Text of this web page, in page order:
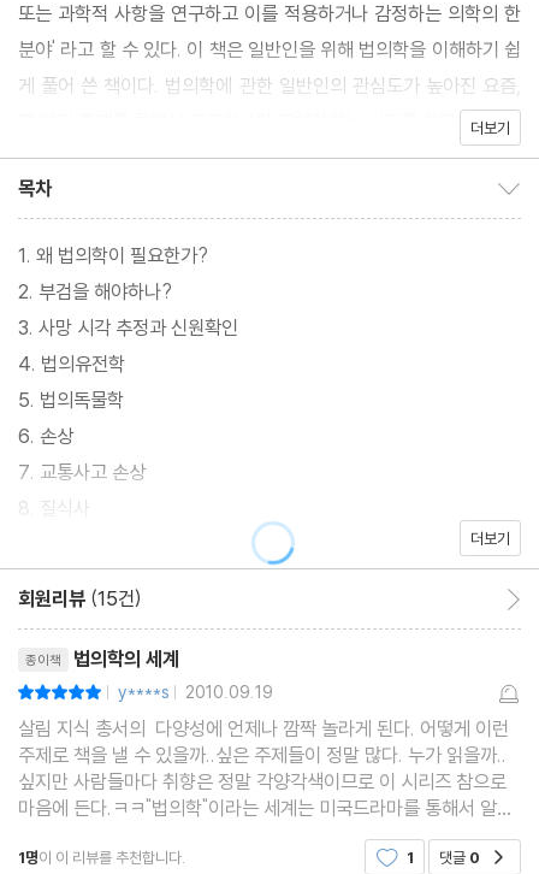
또는 과학적 사항을 연구하고 이를 적용하거나 감정하는 의학의 한
분야' 라고 할 수 있다. 이 책은 일반인을 위해 법의학을 이해하기 쉽
게 풀어 쓴 책이다. 법의학에 관한 일반인의 관심도가 높아진 요즘,
몇 가지 주제를 통해서 조금이나마 구체화하는 시도를 하고 있다.
더보기
목차
1. 왜 법의학이 필요한가?
2. 부검을 해야하나?
3. 사망 시각 추정과 신원확인
4. 법의유전학
5. 법의독물학
6. 손상
7. 교통사고 손상
8. 질식사
더보기
회원리뷰 (15건)
종이책 법의학의 세계
| y****s | 2010.09.19
살림 지식 총서의 다양성에 언제나 깜짝 놀라게 된다. 어떻게 이런
주제로 책을 낼 수 있을까..싶은 주제들이 정말 많다. 누가 읽을까..
싶지만 사람들마다 취향은 정말 각양각색이므로 이 시리즈 참으로
마음에 든다.ㅋㅋ"법의학"이라는 세계는 미국드라마를 통해서 알게
되었다. 워낙 징그러운 거, 끔찍한 거 쳐다도 못 보는 남편과는 달리
눈 땡그랗게 뜨고 TV 안으로 들어갈 듯 좋아
1명이 이 리뷰를 추천합니다. 1 댓글 0